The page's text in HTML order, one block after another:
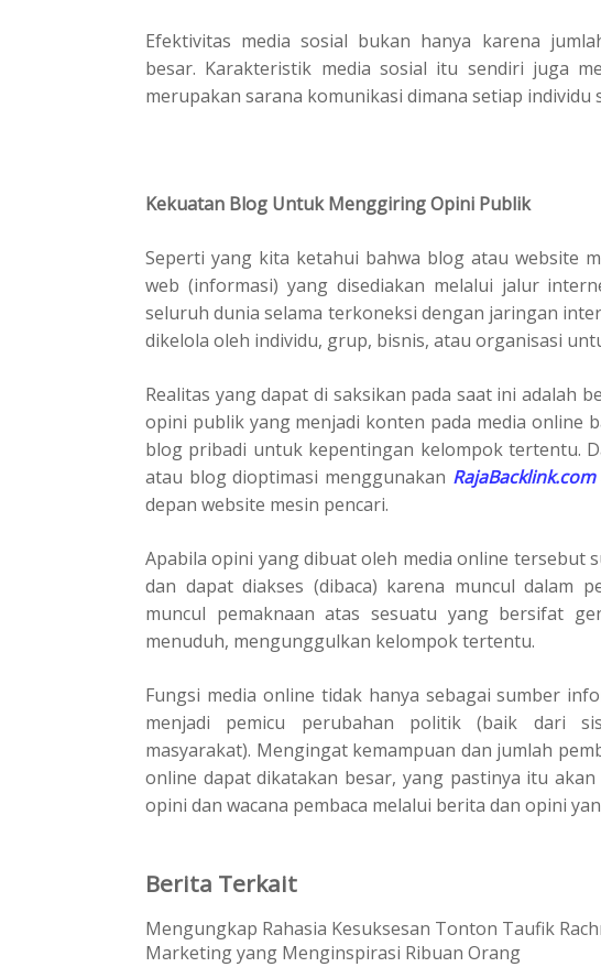
Efektivitas media sosial bukan hanya karena
besar. Karakteristik media sosial itu sendiri juga
merupakan sarana komunikasi dimana setiap individu
Kekuatan Blog Untuk Menggiring Opini Publik
Seperti yang kita ketahui bahwa blog atau website
web (informasi) yang disediakan melalui jalur
seluruh dunia selama terkoneksi dengan jaringan
dikelola oleh individu, grup, bisnis, atau organisasi
Realitas yang dapat di saksikan pada saat ini adalah
opini publik yang menjadi konten pada media online
blog pribadi untuk kepentingan kelompok tertentu.
atau blog dioptimasi menggunakan RajaBacklink.com
depan website mesin pencari.
Apabila opini yang dibuat oleh media online tersebut
dan dapat diakses (dibaca) karena muncul dalam
muncul pemaknaan atas sesuatu yang bersifat
menuduh, mengunggulkan kelompok tertentu.
Fungsi media online tidak hanya sebagai sumber
menjadi pemicu perubahan politik (baik dari
masyarakat). Mengingat kemampuan dan jumlah
online dapat dikatakan besar, yang pastinya itu
opini dan wacana pembaca melalui berita dan opini
Berita Terkait
Mengungkap Rahasia Kesuksesan Tonton Taufik
Marketing yang Menginspirasi Ribuan Orang